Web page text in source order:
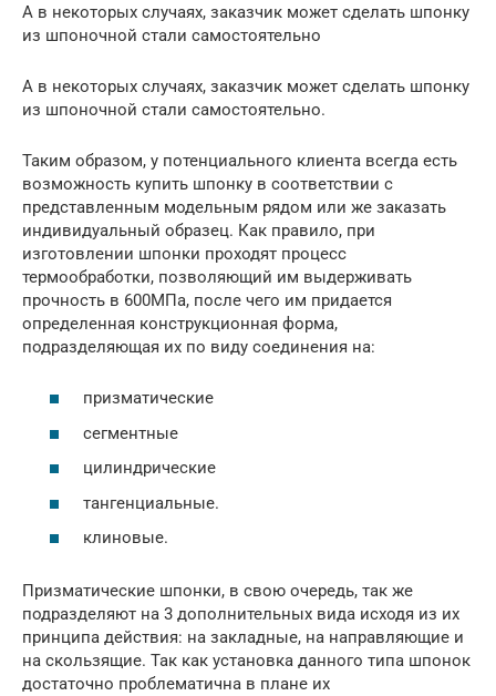
А в некоторых случаях, заказчик может сделать шпонку
из шпоночной стали самостоятельно
А в некоторых случаях, заказчик может сделать шпонку
из шпоночной стали самостоятельно.
Таким образом, у потенциального клиента всегда есть
возможность купить шпонку в соответствии с
представленным модельным рядом или же заказать
индивидуальный образец. Как правило, при
изготовлении шпонки проходят процесс
термообработки, позволяющий им выдерживать
прочность в 600МПа, после чего им придается
определенная конструкционная форма,
подразделяющая их по виду соединения на:
призматические
сегментные
цилиндрические
тангенциальные.
клиновые.
Призматические шпонки, в свою очередь, так же
подразделяют на 3 дополнительных вида исходя из их
принципа действия: на закладные, на направляющие и
на скользящие. Так как установка данного типа шпонок
достаточно проблематична в плане их